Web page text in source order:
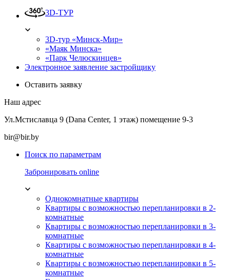
3D-ТУР
3D-тур «Минск-Мир»
«Маяк Минска»
«Парк Челюскинцев»
Электронное заявление застройщику
Оставить заявку
Наш адрес
Ул.Мстиславца 9 (Dana Center, 1 этаж) помещение 9-3
bir@bir.by
Поиск по параметрам
Забронировать online
Однокомнатные квартиры
Квартиры с возможностью перепланировки в 2-
комнатные
Квартиры с возможностью перепланировки в 3-
комнатные
Квартиры с возможностью перепланировки в 4-
комнатные
Квартиры с возможностью перепланировки в 5-
комнатные